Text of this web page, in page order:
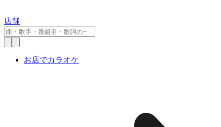
店舗
お店でカラオケ